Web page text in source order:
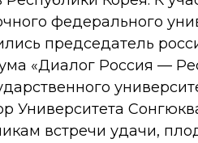
федерального
председатель
«Диалог Россия —
Университета
встречи удачи,